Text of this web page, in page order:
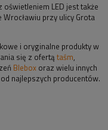
LED jest także
przy ulicy Grota
i oryginalne produkty w
się z ofertą taśm,
Blebox oraz wielu innych
najlepszych producentów.